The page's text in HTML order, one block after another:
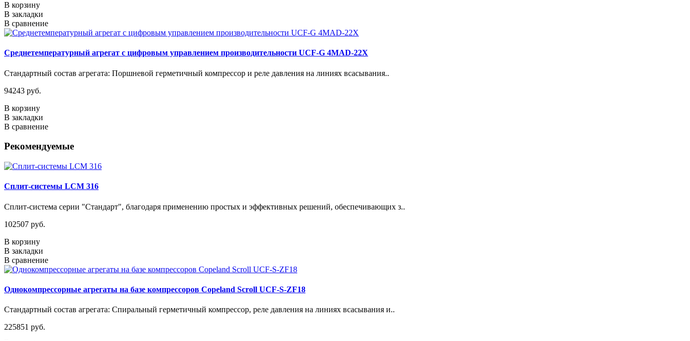
В корзину
В закладки
В сравнение
Среднетемпературный агрегат с цифровым управлением производительности UCF-G 4МАD-22Х
Стандартный состав агрегата: Поршневой герметичный компрессор и реле давления на линиях всасывания..
94243 руб.
В корзину
В закладки
В сравнение
Рекомендуемые
Сплит-системы LCM 316
Сплит-система серии "Стандарт", благодаря применению простых и эффективных решений, обеспечивающих з..
102507 руб.
В корзину
В закладки
В сравнение
Однокомпрессорные агрегаты на базе компрессоров Copeland Scroll UCF-S-ZF18
Стандартный состав агрегата: Спиральный герметичный компрессор, реле давления на линиях всасывания и..
225851 руб.